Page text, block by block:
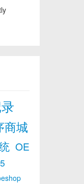
商城
OE